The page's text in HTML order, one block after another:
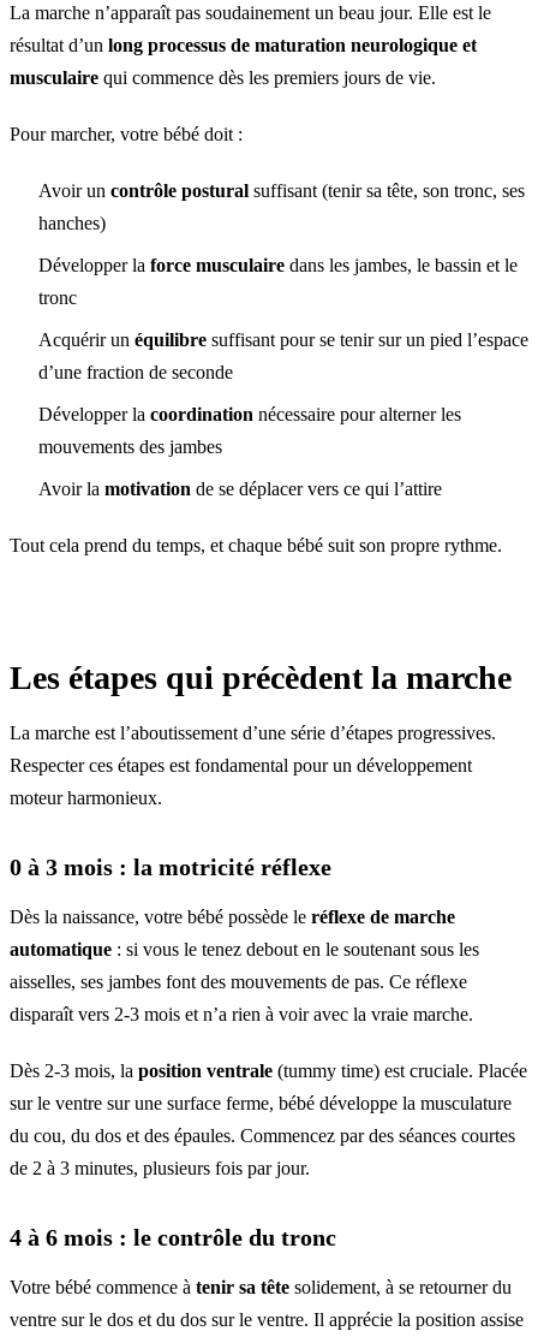
La marche n’apparaît pas soudainement un beau jour. Elle est le
résultat d’un long processus de maturation neurologique et
musculaire qui commence dès les premiers jours de vie.
Pour marcher, votre bébé doit :
Avoir un contrôle postural suffisant (tenir sa tête, son tronc, ses
hanches)
Développer la force musculaire dans les jambes, le bassin et le
tronc
Acquérir un équilibre suffisant pour se tenir sur un pied l’espace
d’une fraction de seconde
Développer la coordination nécessaire pour alterner les
mouvements des jambes
Avoir la motivation de se déplacer vers ce qui l’attire
Tout cela prend du temps, et chaque bébé suit son propre rythme.
Les étapes qui précèdent la marche
La marche est l’aboutissement d’une série d’étapes progressives.
Respecter ces étapes est fondamental pour un développement
moteur harmonieux.
0 à 3 mois : la motricité réflexe
Dès la naissance, votre bébé possède le réflexe de marche
automatique : si vous le tenez debout en le soutenant sous les
aisselles, ses jambes font des mouvements de pas. Ce réflexe
disparaît vers 2-3 mois et n’a rien à voir avec la vraie marche.
Dès 2-3 mois, la position ventrale (tummy time) est cruciale. Placée
sur le ventre sur une surface ferme, bébé développe la musculature
du cou, du dos et des épaules. Commencez par des séances courtes
de 2 à 3 minutes, plusieurs fois par jour.
4 à 6 mois : le contrôle du tronc
Votre bébé commence à tenir sa tête solidement, à se retourner du
ventre sur le dos et du dos sur le ventre. Il apprécie la position assise